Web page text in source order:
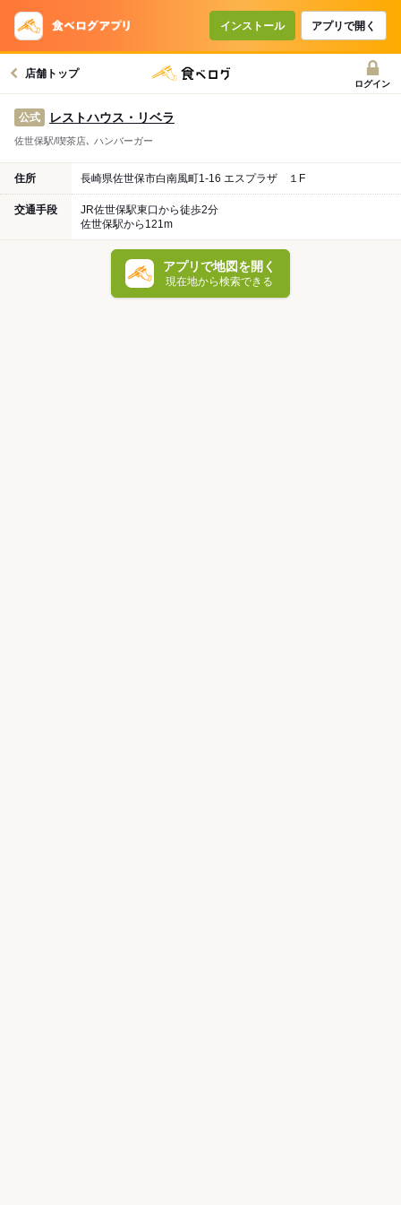
インストール アプリで開く
店舗トップ
ログイン
公式 レストハウス・リベラ
佐世保駅/喫茶店､ ハンバーガー
住所 長崎県佐世保市白南風町1-16 エスプラザ １F
交通手段
JR佐世保駅東口から徒歩2分
佐世保駅から121m
アプリで地図を開く
現在地から検索できる